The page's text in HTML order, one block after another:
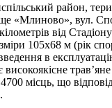
район,
«Млиново», вул.
від
105х68 м (рік
в
місць, що